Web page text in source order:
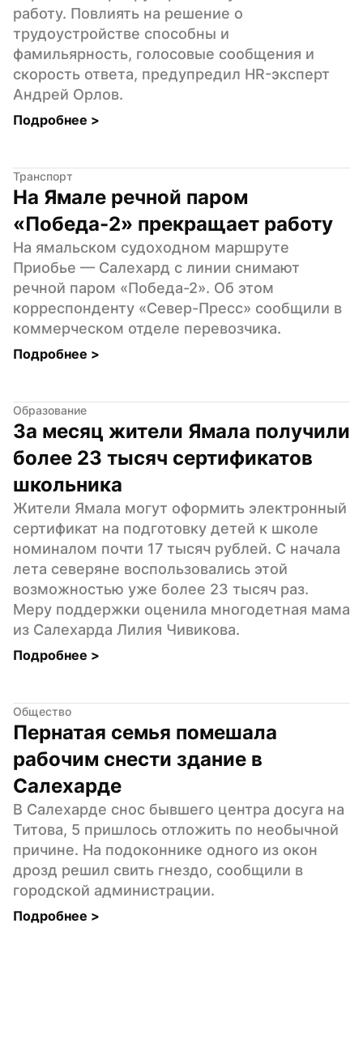
работу. Повлиять на решение о
трудоустройстве способны и
фамильярность, голосовые сообщения и
скорость ответа, предупредил HR-эксперт
Андрей Орлов.
Подробнее >
Транспорт
На Ямале речной паром
«Победа-2» прекращает работу
На ямальском судоходном маршруте
Приобье — Салехард с линии снимают
речной паром «Победа-2». Об этом
корреспонденту «Север-Пресс» сообщили в
коммерческом отделе перевозчика.
Подробнее >
Образование
За месяц жители Ямала получили
более 23 тысяч сертификатов
школьника
Жители Ямала могут оформить электронный
сертификат на подготовку детей к школе
номиналом почти 17 тысяч рублей. С начала
лета северяне воспользовались этой
возможностью уже более 23 тысяч раз.
Меру поддержки оценила многодетная мама
из Салехарда Лилия Чивикова.
Подробнее >
Общество
Пернатая семья помешала
рабочим снести здание в
Салехарде
В Салехарде снос бывшего центра досуга на
Титова, 5 пришлось отложить по необычной
причине. На подоконнике одного из окон
дрозд решил свить гнездо, сообщили в
городской администрации.
Подробнее >